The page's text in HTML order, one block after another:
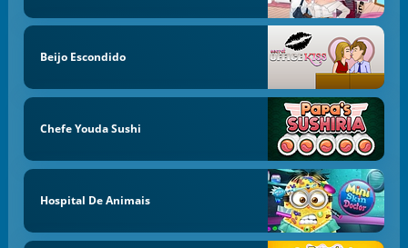
Beijo Escondido
Chefe Youda Sushi
Hospital De Animais